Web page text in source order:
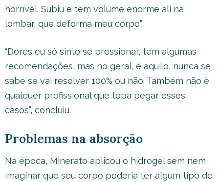
horrível. Subiu e tem volume enorme ali na
lombar, que deforma meu corpo”.
“Dores eu só sinto se pressionar, tem algumas
recomendações, mas no geral, é aquilo, nunca se
sabe se vai resolver 100% ou não. Também não é
qualquer profissional que topa pegar esses
casos”, concluiu.
Problemas na absorção
Na época, Minerato aplicou o hidrogel sem nem
imaginar que seu corpo poderia ter algum tipo de